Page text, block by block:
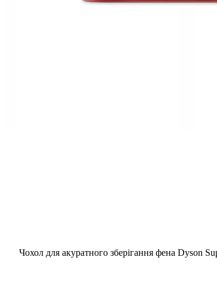
Чохол для акуратного зберігання фена Dyson